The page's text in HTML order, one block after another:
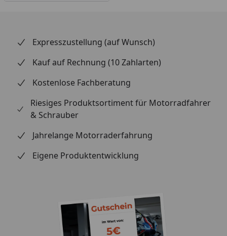
Expresszustellung (auf Wunsch)
Kauf auf Rechnung (10 Zahlarten)
Kostenlose Fachberatung
Riesiges Produktsortiment für Motorradfahrer
& Schrauber
Jahrelange Motorraderfahrung
Eigene Produktentwicklung